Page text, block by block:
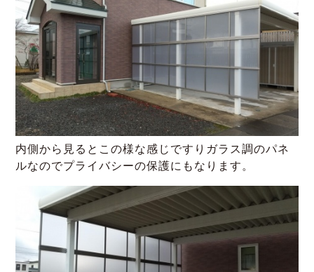
内側から見るとこの様な感じですりガラス調のパネ
ルなのでプライバシーの保護にもなります。